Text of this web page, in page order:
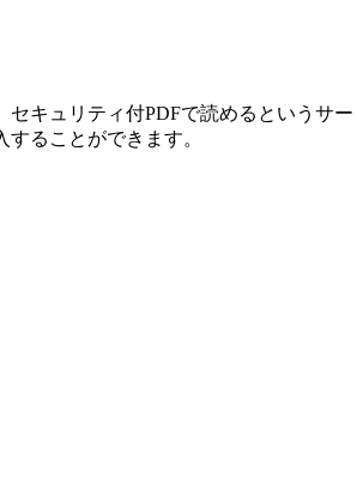
キュリティ付PDFで読めるというサ
ることができます。